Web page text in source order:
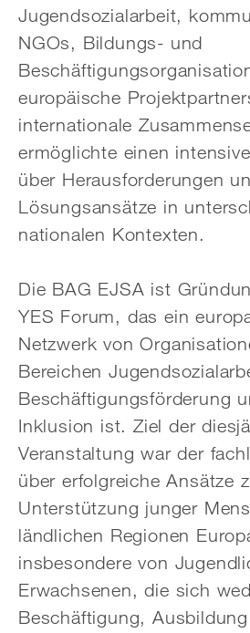
Jugendsozialarbeit,
NGOs, Bildungs- und
europäische
internationale
ermöglichte einen
über Herausforderungen
Lösungsansätze in
nationalen Kontexten.
Die BAG EJSA ist
YES Forum, das ein
Netzwerk von
Bereichen
Beschäftigungsförderung
Inklusion ist. Ziel der
Veranstaltung war der
über erfolgreiche Ansätze
Unterstützung junger
ländlichen Regionen
insbesondere von
Erwachsenen, die sich
Beschäftigung,